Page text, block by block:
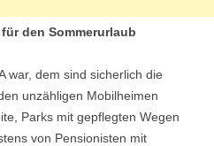
den Sommerurlaub
war, dem sind sicherlich die
unzähligen Mobilheimen
Parks mit gepflegten Wegen
von Pensionisten mit